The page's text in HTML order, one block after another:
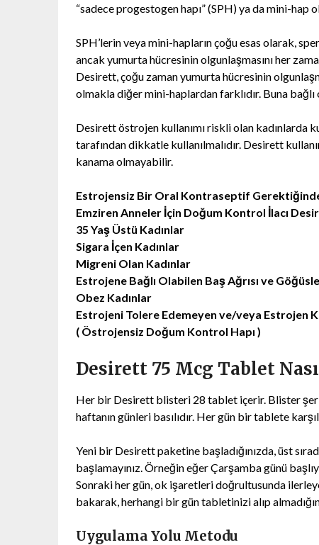
“sadece progestogen hapı” (SPH) ya da mini-hap
SPH’lerin veya mini-hapların çoğu esas olarak,
ancak yumurta hücresinin olgunlaşmasını her
Desirett, çoğu zaman yumurta hücresinin
olmakla diğer mini-haplardan farklıdır. Buna
Desirett östrojen kullanımı riskli olan kadınlarda
tarafından dikkatle kullanılmalıdır. Desirett
kanama olmayabilir.
Estrojensiz Bir Oral Kontraseptif
Emziren Anneler İçin Doğum Kontrol İlacı
35 Yaş Üstü Kadınlar
Sigara İçen Kadınlar
Migreni Olan Kadınlar
Estrojene Bağlı Olabilen Baş Ağrısı ve
Obez Kadınlar
Estrojeni Tolere Edemeyen ve/veya Estrojen
( Östrojensiz Doğum Kontrol Hapı )
Desirett 75 Mcg Tablet
Her bir Desirett blisteri 28 tablet içerir. Blister
haftanın günleri basılıdır. Her gün bir tablete
Yeni bir Desirett paketine başladığınızda, üst
başlamayınız. Örneğin eğer Çarşamba günü
Sonraki her gün, ok işaretleri doğrultusunda
bakarak, herhangi bir gün tabletinizi alıp
Uygulama Yolu Metodu